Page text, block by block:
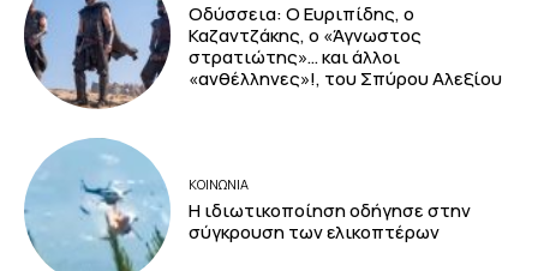
Οδύσσεια: Ο Ευριπίδης, ο
Καζαντζάκης, ο «Άγνωστος
στρατιώτης»… και άλλοι
«ανθέλληνες»!, του Σπύρου Αλεξίου
ΚΟΙΝΩΝΙΑ
Η ιδιωτικοποίηση οδήγησε στην
σύγκρουση των ελικοπτέρων